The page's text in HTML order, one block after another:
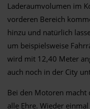
Laderaumvolumen im
vorderen Bereich
hinzu und natürlich
um beispielsweise
wird mit 12,40 Meter
auch noch in der City
Bei den Motoren macht
alle Ehre. Wieder